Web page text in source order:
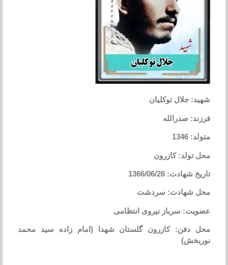
شهید: جلال توکلیان
فرزند: صدرالله
متولد: 1346
محل تولد: کازرون
تاریخ شهادت: 1366/06/26
محل شهادت: سردشت
عضویت: سرباز نیروی انتظامی
محل دفن: کازرون گلستان شهدا (امام زاده سید محمد
نوربخش)